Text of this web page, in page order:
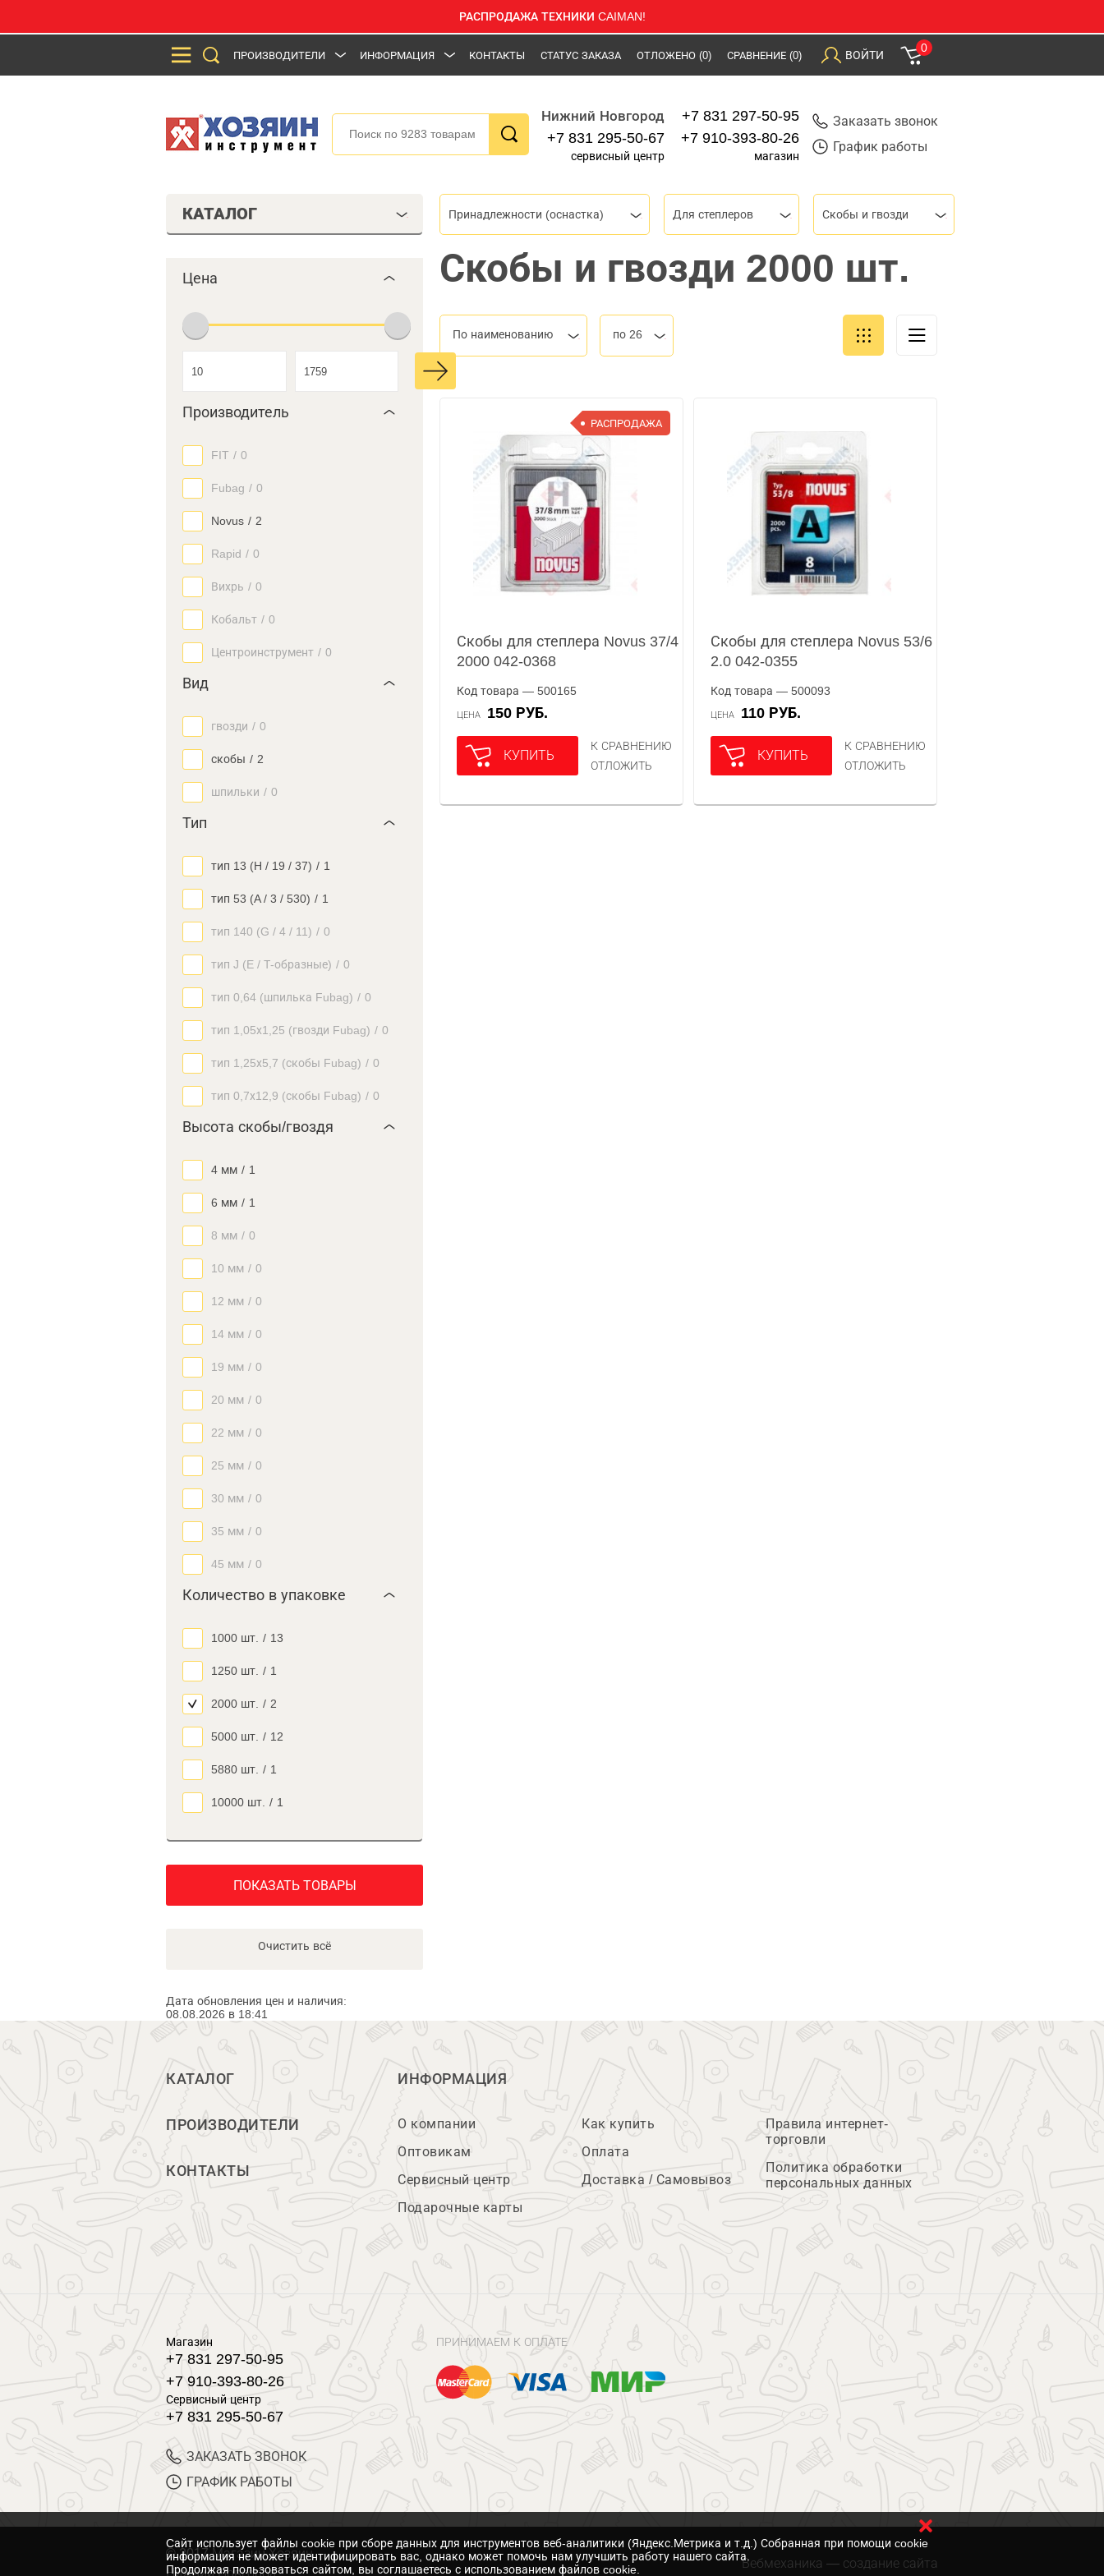
РАСПРОДАЖА ТЕХНИКИ CAIMAN!
ПРОИЗВОДИТЕЛИ ИНФОРМАЦИЯ КОНТАКТЫ СТАТУС ЗАКАЗА ОТЛОЖЕНО (0) СРАВНЕНИЕ (0) ВОЙТИ
0
Нижний Новгород
+7 831 295-50-67
сервисный центр
+7 831 297-50-95
+7 910-393-80-26
магазин
Заказать звонок
График работы
КАТАЛОГ
Цена
Производитель
FIT / 0
Fubag / 0
Novus / 2
Rapid / 0
Вихрь / 0
Кобальт / 0
Центроинструмент / 0
Вид
гвозди / 0
скобы / 2
шпильки / 0
Тип
тип 13 (H / 19 / 37) / 1
тип 53 (A / 3 / 530) / 1
тип 140 (G / 4 / 11) / 0
тип J (E / Т-образные) / 0
тип 0,64 (шпилька Fubag) / 0
тип 1,05х1,25 (гвозди Fubag) / 0
тип 1,25х5,7 (скобы Fubag) / 0
тип 0,7х12,9 (скобы Fubag) / 0
Высота скобы/гвоздя
4 мм / 1
6 мм / 1
8 мм / 0
10 мм / 0
12 мм / 0
14 мм / 0
19 мм / 0
20 мм / 0
22 мм / 0
25 мм / 0
30 мм / 0
35 мм / 0
45 мм / 0
Количество в упаковке
1000 шт. / 13
1250 шт. / 1
2000 шт. / 2
5000 шт. / 12
5880 шт. / 1
10000 шт. / 1
ПОКАЗАТЬ ТОВАРЫ
Очистить всё
Дата обновления цен и наличия:
08.08.2026 в 18:41
Принадлежности (оснастка) Для степлеров Скобы и гвозди
Скобы и гвозди 2000 шт.
По наименованию по 26
РАСПРОДАЖА
Скобы для степлера Novus 37/4
2000 042-0368
Код товара — 500165
ЦЕНА 150 РУБ.
КУПИТЬ
К СРАВНЕНИЮ
ОТЛОЖИТЬ
Скобы для степлера Novus 53/6
2.0 042-0355
Код товара — 500093
ЦЕНА 110 РУБ.
КУПИТЬ
К СРАВНЕНИЮ
ОТЛОЖИТЬ
КАТАЛОГ
ПРОИЗВОДИТЕЛИ
КОНТАКТЫ
ИНФОРМАЦИЯ
О компании
Оптовикам
Сервисный центр
Подарочные карты
Как купить
Оплата
Доставка / Самовывоз
Правила интернет-
торговли
Политика обработки
персональных данных
Магазин
+7 831 297-50-95
+7 910-393-80-26
Сервисный центр
+7 831 295-50-67
ЗАКАЗАТЬ ЗВОНОК
ГРАФИК РАБОТЫ
ПРИНИМАЕМ К ОПЛАТЕ
© 2017 Магазин Хозяин
Нижний Новгород
Вебмеханика — создание сайта
Cайт использует файлы cookie при сборе данных для инструментов веб-аналитики (Яндекс.Метрика и т.д.) Собранная при помощи cookie
информация не может идентифицировать вас, однако может помочь нам улучшить работу нашего сайта.
Продолжая пользоваться сайтом, вы соглашаетесь с использованием файлов cookie.